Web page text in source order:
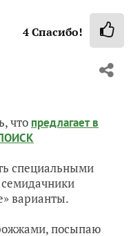
4Спасибо!
что предлагает в
специальными
варианты.
посыпаю